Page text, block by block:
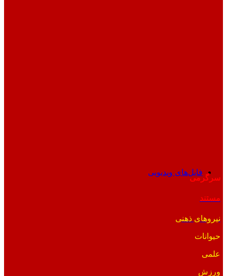
فایل‌های ویدیویی
سرگرمی
مستند
نیروهای ذهنی
حیوانات
علمی
ورزش